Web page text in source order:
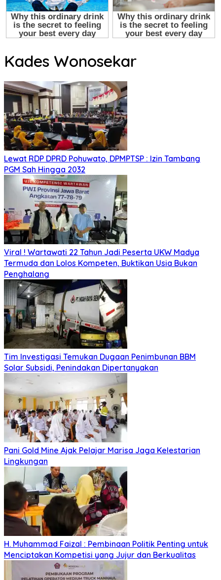
Kades Wonosekar
Lewat RDP DPRD Pohuwato, DPMPTSP : Izin Tambang
PGM Sah Hingga 2032
Viral ! Wartawati 22 Tahun Jadi Peserta UKW Madya
Termuda dan Lolos Kompeten, Buktikan Usia Bukan
Penghalang
Tim Investigasi Temukan Dugaan Penimbunan BBM
Solar Subsidi, Penindakan Dipertanyakan
Pani Gold Mine Ajak Pelajar Marisa Jaga Kelestarian
Lingkungan
H. Muhammad Faizal : Pembinaan Politik Penting untuk
Menciptakan Kompetisi yang Jujur dan Berkualitas